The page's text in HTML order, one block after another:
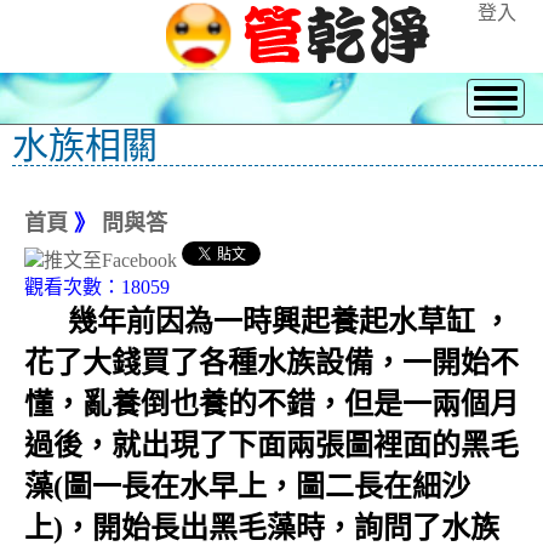
登入
水族相關
首頁 》 問與答
觀看次數：18059
幾年前因為一時興起養起水草缸 ，
花了大錢買了各種水族設備，一開始不
懂，亂養倒也養的不錯，但是一兩個月
過後，就出現了下面兩張圖裡面的黑毛
藻(圖一長在水早上，圖二長在細沙
上)，開始長出黑毛藻時，詢問了水族